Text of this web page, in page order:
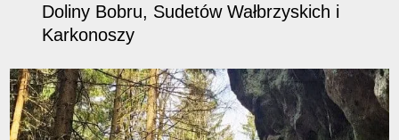
Doliny Bobru, Sudetów Wałbrzyskich i
Karkonoszy